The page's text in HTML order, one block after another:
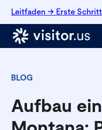
Leitfaden → Erste
BLOG
Aufbau